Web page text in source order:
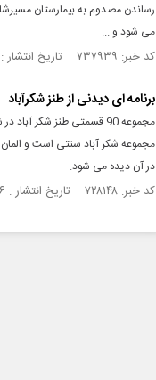
رساندن مصدوم به بیمارستان
می شود و ...
کد خبر: ۷۳۷۹۳۹ تاریخ انتشار : ۱۳۹۳/۰۸/۲۴
برنامه ای دیدنی از طنز شکرآباد
مجموعه 90 قسمتی طنز
مجموعه شکر آباد سنتی است و
در آن دیده می شود.
کد خبر: ۷۲۸۱۴۸ تاریخ انتشار : ۱۳۹۳/۰۷/۲۶